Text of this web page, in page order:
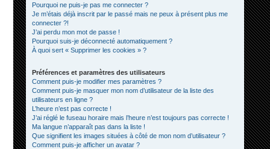
Pourquoi ne puis-je pas me connecter ?
Je m’étais déjà inscrit par le passé mais ne peux à présent plus me
connecter ?!
J’ai perdu mon mot de passe !
Pourquoi suis-je déconnecté automatiquement ?
À quoi sert « Supprimer les cookies » ?
Préférences et paramètres des utilisateurs
Comment puis-je modifier mes paramètres ?
Comment puis-je masquer mon nom d’utilisateur de la liste des
utilisateurs en ligne ?
L’heure n’est pas correcte !
J’ai réglé le fuseau horaire mais l’heure n’est toujours pas correcte !
Ma langue n’apparaît pas dans la liste !
Que signifient les images situées à côté de mon nom d’utilisateur ?
Comment puis-je afficher un avatar ?